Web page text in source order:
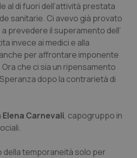
al di fuori dell’attività prestata
sanitarie. Ci avevo già provato
prevedere il superamento dell’
invece ai medici e alla
per affrontare imponente
che ci sia un ripensamento
dopo la contrarietà di
Elena Carnevali, capogruppo in
della temporaneità solo per